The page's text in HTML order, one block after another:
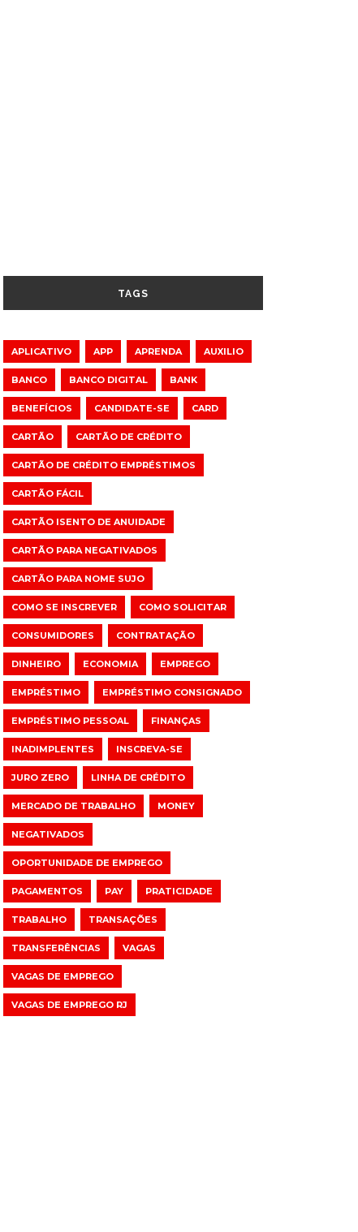
TAGS
APLICATIVO APP APRENDA AUXILIO
BANCO BANCO DIGITAL BANK
BENEFÍCIOS CANDIDATE-SE CARD
CARTÃO CARTÃO DE CRÉDITO
CARTÃO DE CRÉDITO EMPRÉSTIMOS
CARTÃO FÁCIL
CARTÃO ISENTO DE ANUIDADE
CARTÃO PARA NEGATIVADOS
CARTÃO PARA NOME SUJO
COMO SE INSCREVER COMO SOLICITAR
CONSUMIDORES CONTRATAÇÃO
DINHEIRO ECONOMIA EMPREGO
EMPRÉSTIMO EMPRÉSTIMO CONSIGNADO
EMPRÉSTIMO PESSOAL FINANÇAS
INADIMPLENTES INSCREVA-SE
JURO ZERO LINHA DE CRÉDITO
MERCADO DE TRABALHO MONEY
NEGATIVADOS
OPORTUNIDADE DE EMPREGO
PAGAMENTOS PAY PRATICIDADE
TRABALHO TRANSAÇÕES
TRANSFERÊNCIAS VAGAS
VAGAS DE EMPREGO
VAGAS DE EMPREGO RJ